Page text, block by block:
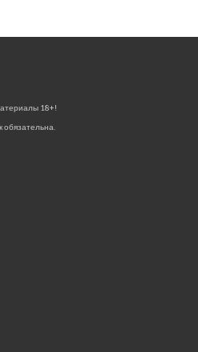
18+!